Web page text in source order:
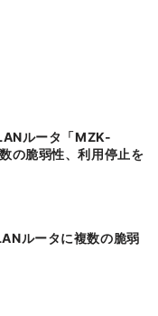
ルータ「MZK-
の脆弱性、利用停止を
ルータに複数の脆弱